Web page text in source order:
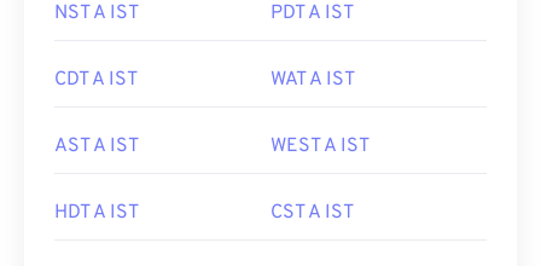
NST A IST PDT A IST
CDT A IST WAT A IST
AST A IST WEST A IST
HDT A IST CST A IST